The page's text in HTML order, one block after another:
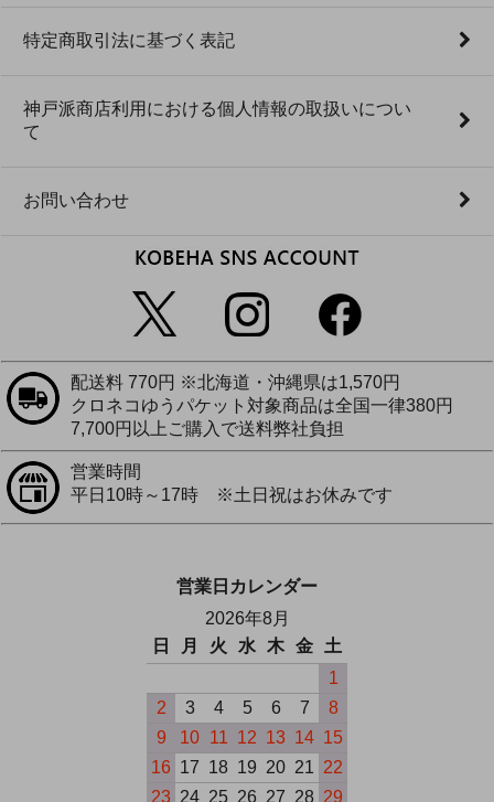
特定商取引法に基づく表記
神戸派商店利用における個人情報の取扱いについ
て
お問い合わせ
配送料 770円 ※北海道・沖縄県は1,570円
クロネコゆうパケット対象商品は全国一律380円
7,700円以上ご購入で送料弊社負担
営業時間
平日10時～17時 ※土日祝はお休みです
営業日カレンダー
2026年8月
日
月 火 水 木 金 土
1
2
3 4 5 6 7
8
9
10 11 12 13 14 15
16 17 18 19 20 21 22
23 24 25 26 27 28 29